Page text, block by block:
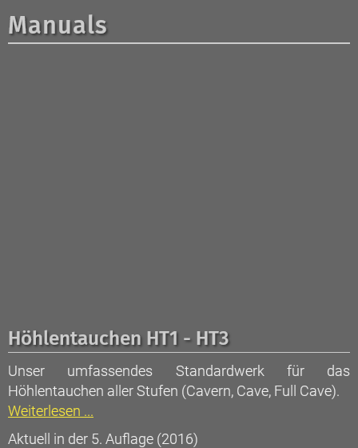
Manuals
Höhlentauchen HT1 - HT3
Unser umfassendes Standardwerk für das
Höhlentauchen aller Stufen (Cavern, Cave, Full Cave).
Weiterlesen ...
Aktuell in der 5. Auflage (2016)